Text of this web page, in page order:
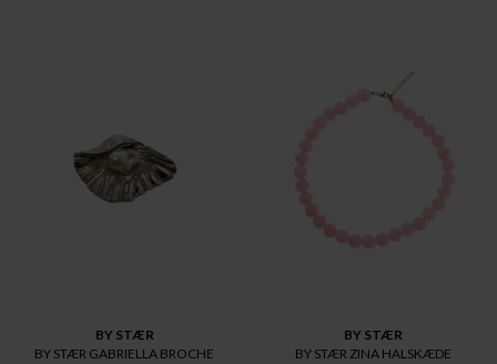
BY STÆR
BY STÆR GABRIELLA BROCHE
BY STÆR
BY STÆR ZINA HALSKÆDE